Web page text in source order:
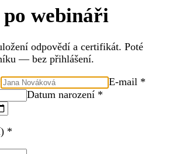
webináři
odpovědí a certifikát. Poté
— bez přihlášení.
E-mail *
Datum narození *
*